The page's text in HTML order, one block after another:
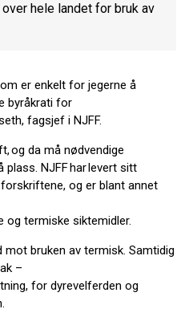
hele landet for bruk av
er enkelt for jegerne å
byråkrati for
fagsjef i NJFF.
og da må nødvendige
NJFF har levert sitt
og er blant annet
termiske siktemidler.
bruken av termisk. Samtidig
–
for dyrevelferden og